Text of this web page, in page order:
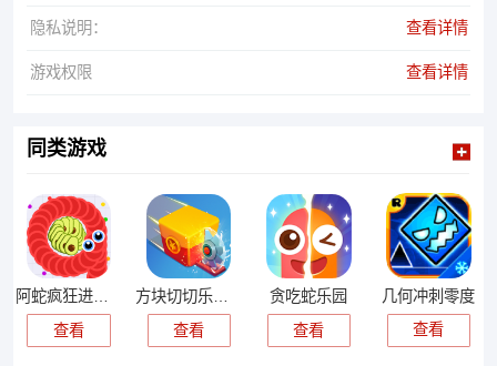
隐私说明： 查看详情
游戏权限 查看详情
同类游戏
阿蛇疯狂进化游戏
查看
查看
贪吃蛇乐园
查看
几何冲刺零度
查看